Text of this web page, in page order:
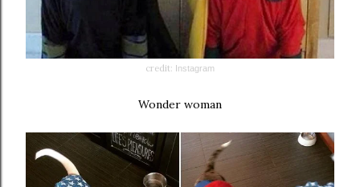
credit: Instagram
Wonder woman